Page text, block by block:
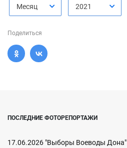
Месяц 2021
Поделиться
ПОСЛЕДНИЕ ФОТОРЕПОРТАЖИ
17.06.2026 "Выборы Воеводы Дона"